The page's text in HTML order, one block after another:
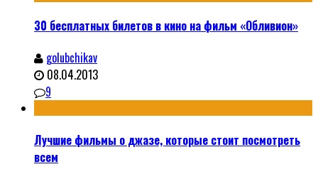
30 бесплатных билетов в кино на фильм «Обливион»
golubchikav
08.04.2013
9
Лучшие фильмы о джазе, которые стоит посмотреть
всем